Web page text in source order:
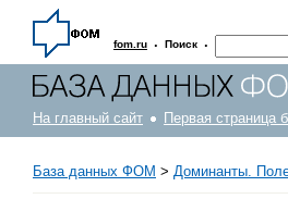
fom.ru · Поиск ·
На главный сайт Первая страница
База данных ФОМ > Доминанты.